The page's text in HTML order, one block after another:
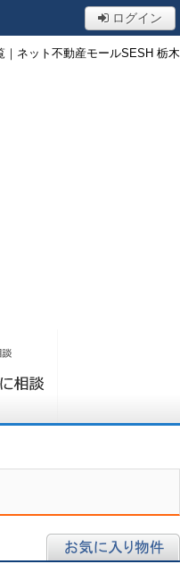
ログイン
ネット不動産モールSESH 栃木